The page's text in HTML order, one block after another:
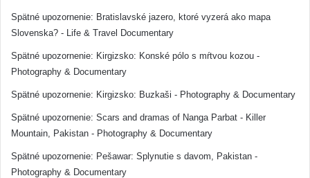
Spätné upozornenie: Bratislavské jazero, ktoré vyzerá ako mapa
Slovenska? - Life & Travel Documentary
Spätné upozornenie: Kirgizsko: Konské pólo s mŕtvou kozou -
Photography & Documentary
Spätné upozornenie: Kirgizsko: Buzkaši - Photography & Documentary
Spätné upozornenie: Scars and dramas of Nanga Parbat - Killer
Mountain, Pakistan - Photography & Documentary
Spätné upozornenie: Pešawar: Splynutie s davom, Pakistan -
Photography & Documentary